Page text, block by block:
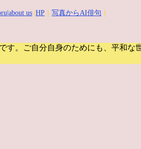
|about us HP 写真からAI俳句
す。
ご自分自身のためにも、平和な